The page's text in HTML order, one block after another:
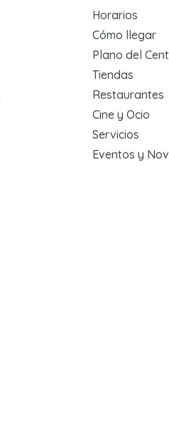
Horarios
Cómo llegar
Plano del
Tiendas
Restaurantes
Cine y Ocio
Servicios
Eventos y